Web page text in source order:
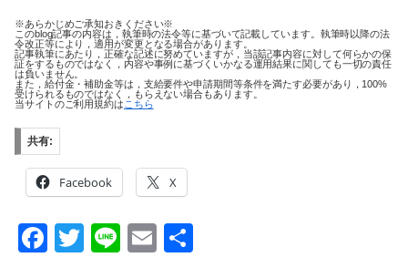
※あらかじめご承知おきください※
このblog記事の内容は，執筆時の法令等に基づいて記載しています。執筆時以降の法
令改正等により，適用が変更となる場合があります。
記事執筆にあたり，正確な記述に努めていますが，当該記事内容に対して何らかの保
証をするものではなく，内容や事例に基づくいかなる運用結果に関しても一切の責任
は負いません。
また，給付金・補助金等は，支給要件や申請期間等条件を満たす必要があり，100%
受けられるものではなく，もらえない場合もあります。
当サイトのご利用規約は こちら
共有:
Facebook X
F
T
Li
E